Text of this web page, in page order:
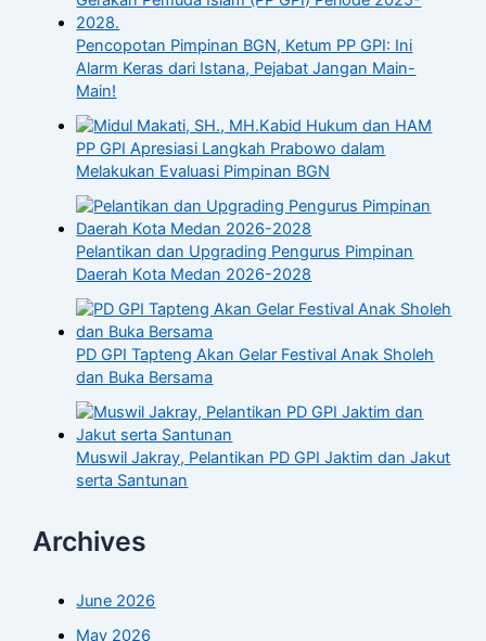
Pencopotan Pimpinan BGN, Ketum PP GPI: Ini
Alarm Keras dari Istana, Pejabat Jangan Main-
Main!
Kabid Hukum dan HAM
PP GPI Apresiasi Langkah Prabowo dalam
Melakukan Evaluasi Pimpinan BGN
Pelantikan dan Upgrading Pengurus Pimpinan
Daerah Kota Medan 2026-2028
PD GPI Tapteng Akan Gelar Festival Anak Sholeh
dan Buka Bersama
Muswil Jakray, Pelantikan PD GPI Jaktim dan Jakut
serta Santunan
Archives
June 2026
May 2026